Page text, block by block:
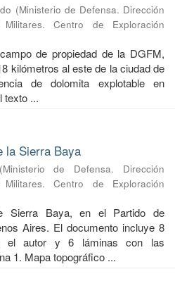
(Ministerio de Defensa. Dirección
Centro de Exploración
de propiedad de la DGFM,
kilómetros al este de la ciudad de
de dolomita explotable en
texto ...
la Sierra Baya
(Ministerio de Defensa. Dirección
Centro de Exploración
Sierra Baya, en el Partido de
Aires. El documento incluye 8
el autor y 6 láminas con las
1. Mapa topográfico ...